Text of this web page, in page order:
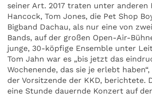
seiner Art. 2017 traten unter anderen
Hancock, Tom Jones, die Pet Shop
Bigband Dachau, als nur eine von
Bands, auf der großen Open-Air-
junge, 30-köpfige Ensemble unter
Tom Jahn war es „bis jetzt das
Wochenende, das sie je erlebt
der Vorsitzende der KKD, berichtete.
eine Stunde dauernde Konzert auf